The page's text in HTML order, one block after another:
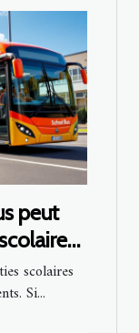
peut
scolaires
Si...